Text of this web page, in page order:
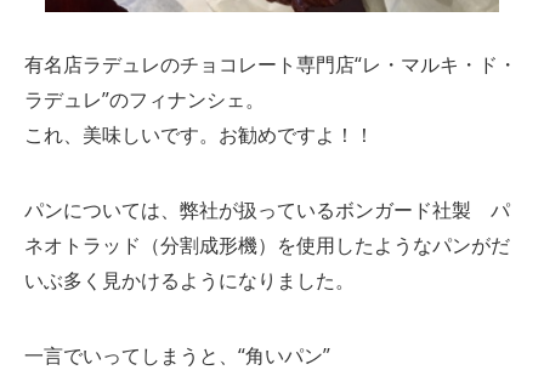
有名店ラデュレのチョコレート専門店“レ・マルキ・ド・
ラデュレ”のフィナンシェ。
これ、美味しいです。お勧めですよ！！
パンについては、弊社が扱っているボンガード社製 パ
ネオトラッド（分割成形機）を使用したようなパンがだ
いぶ多く見かけるようになりました。
一言でいってしまうと、“角いパン”